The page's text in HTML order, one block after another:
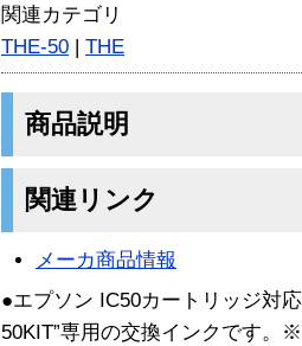
関連カテゴリ
THE-50 | THE
商品説明
関連リンク
メーカ商品情報
●エプソン IC50カートリッジ対
50KIT”専用の交換インクです。